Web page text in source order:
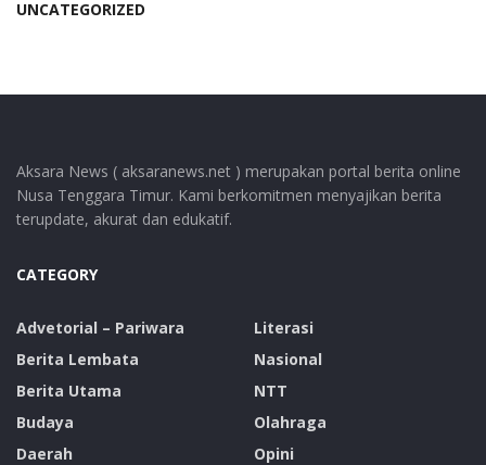
UNCATEGORIZED
Aksara News ( aksaranews.net ) merupakan portal berita online
Nusa Tenggara Timur. Kami berkomitmen menyajikan berita
terupdate, akurat dan edukatif.
CATEGORY
Advetorial – Pariwara
Berita Lembata
Berita Utama
Budaya
Daerah
Literasi
Nasional
NTT
Olahraga
Opini